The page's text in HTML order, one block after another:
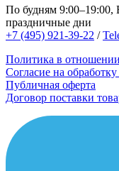
По будням 9:00–19:00,
праздничные дни
+7 (495) 921-39-22 /
Политика в
Согласие на
Публичная оферта
Договор поставки